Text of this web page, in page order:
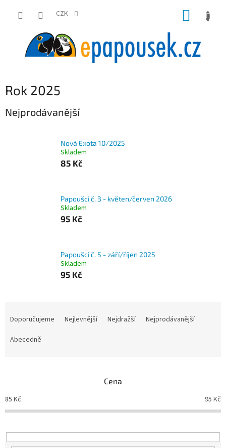
CZK
Rok 2025
Nejprodávanější
Nová Exota 10/2025
Skladem
85 Kč
Papoušci č. 3 - květen/červen 2026
Skladem
95 Kč
Papoušci č. 5 - září/říjen 2025
Skladem
95 Kč
o
d
k
t
Doporučujeme Nejlevnější Nejdražší
Nejprodávanější
Abecedně
Cena
85 Kč 95 Kč